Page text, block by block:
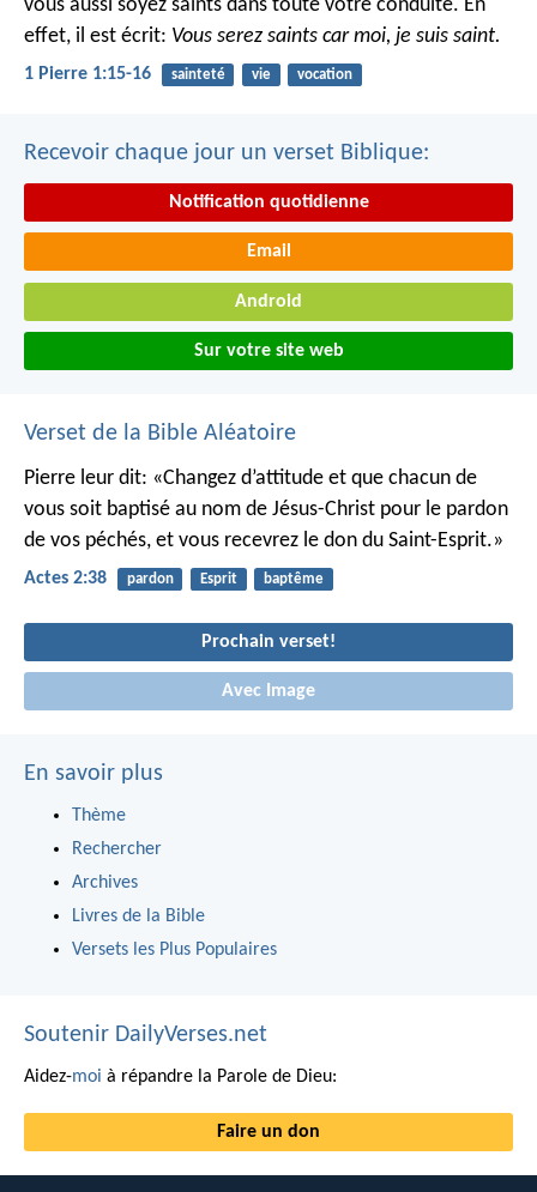
vous aussi soyez saints dans toute votre conduite. En
effet, il est écrit: Vous serez saints car moi, je suis saint.
1 Pierre 1:15-16 sainteté vie vocation
Recevoir chaque jour un verset Biblique:
Notification quotidienne
Email
Android
Sur votre site web
Verset de la Bible Aléatoire
Pierre leur dit: «Changez d’attitude et que chacun de
vous soit baptisé au nom de Jésus-Christ pour le pardon
de vos péchés, et vous recevrez le don du Saint-Esprit.»
Actes 2:38 pardon Esprit baptême
Prochain verset!
Avec Image
En savoir plus
Thème
Rechercher
Archives
Livres de la Bible
Versets les Plus Populaires
Soutenir DailyVerses.net
Aidez-moi à répandre la Parole de Dieu:
Faire un don